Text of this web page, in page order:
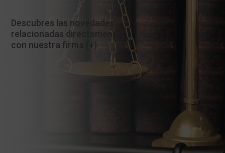
Descubres las novedades
relacionadas directamente
con nuestra firma (+)